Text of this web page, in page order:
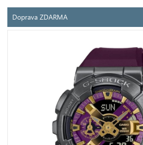
Doprava ZDARMA